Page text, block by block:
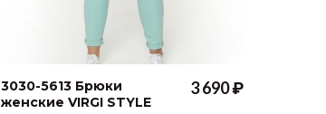
3030-5613 Брюки
женские VIRGI STYLE
3 690 ₽